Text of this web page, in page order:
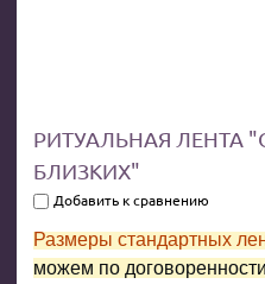
РИТУАЛЬНАЯ ЛЕНТА
БЛИЗКИХ"
Добавить к сравнению
Размеры стандартных
можем по